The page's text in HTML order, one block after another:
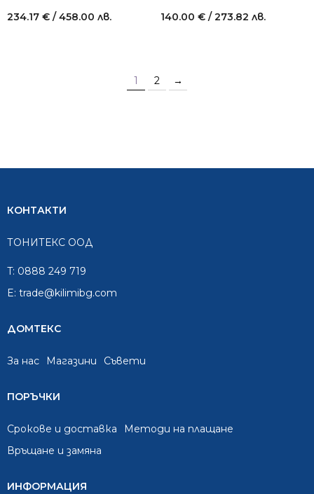
234.17 € / 458.00 лв. 140.00 € / 273.82 лв.
1 2 →
КОНТАКТИ
ТОНИТЕКС ООД
T: 0888 249 719
E: trade@kilimibg.com
ДОМТЕКС
За нас Mагазини Съвети
ПОРЪЧКИ
Срокове и доставка
Методи на плащане
Връщане и замяна
ИНФОРМАЦИЯ